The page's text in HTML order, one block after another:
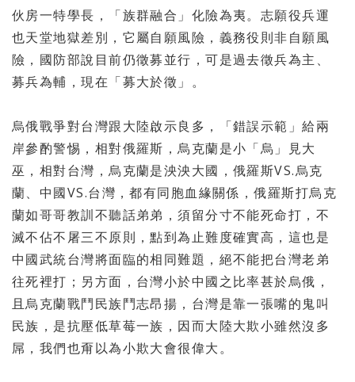
伙房一特學長，「族群融合」化險為夷。 志願役兵運
也天堂地獄差別，它屬自願風險，義務役則非自願風
險， 國防部說目前仍徵募並行，可是過去徵兵為主、
募兵為輔，現在「募大於徵」。
烏俄戰爭對台灣跟大陸啟示良多，「錯誤示範」給兩
岸參酌警惕， 相對俄羅斯，烏克蘭是小「烏」見大
巫，相對台灣，烏克蘭是泱泱大國，俄羅斯VS.烏克
蘭、中國VS.台灣，都有同胞血緣關係，俄羅斯打烏克
蘭如哥哥教訓不聽話弟弟，須留分寸不能死命打，不
滅不佔不屠三不原則，點到為止難度確實高，這也是
中國武統台灣將面臨的相同難題， 絕不能把台灣老弟
往死裡打；另方面， 台灣小於中國之比率甚於烏俄，
且烏克蘭戰鬥民族鬥志昂揚， 台灣是靠一張嘴的鬼叫
民族，是抗壓低草莓一族， 因而大陸大欺小雖然沒多
屌，我們也甭以為小欺大會很偉大。